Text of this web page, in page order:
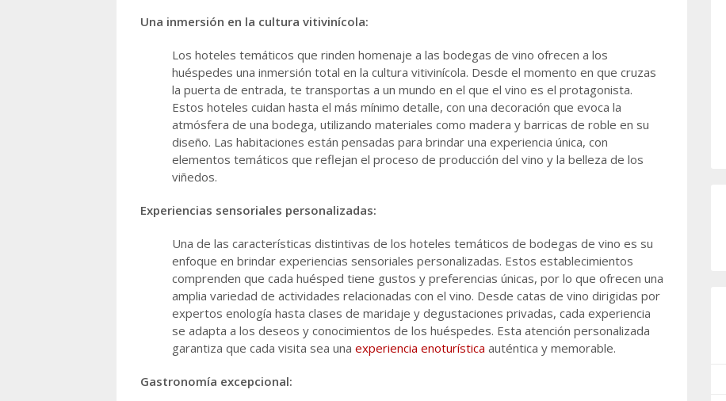
Una inmersión en la cultura vitivinícola:
Los hoteles temáticos que rinden homenaje a las bodegas de vino ofrecen a los
huéspedes una inmersión total en la cultura vitivinícola. Desde el momento en que cruzas
la puerta de entrada, te transportas a un mundo en el que el vino es el protagonista.
Estos hoteles cuidan hasta el más mínimo detalle, con una decoración que evoca la
atmósfera de una bodega, utilizando materiales como madera y barricas de roble en su
diseño. Las habitaciones están pensadas para brindar una experiencia única, con
elementos temáticos que reflejan el proceso de producción del vino y la belleza de los
viñedos.
Experiencias sensoriales personalizadas:
Una de las características distintivas de los hoteles temáticos de bodegas de vino es su
enfoque en brindar experiencias sensoriales personalizadas. Estos establecimientos
comprenden que cada huésped tiene gustos y preferencias únicas, por lo que ofrecen una
amplia variedad de actividades relacionadas con el vino. Desde catas de vino dirigidas por
expertos enología hasta clases de maridaje y degustaciones privadas, cada experiencia
se adapta a los deseos y conocimientos de los huéspedes. Esta atención personalizada
garantiza que cada visita sea una experiencia enoturística auténtica y memorable.
Gastronomía excepcional: